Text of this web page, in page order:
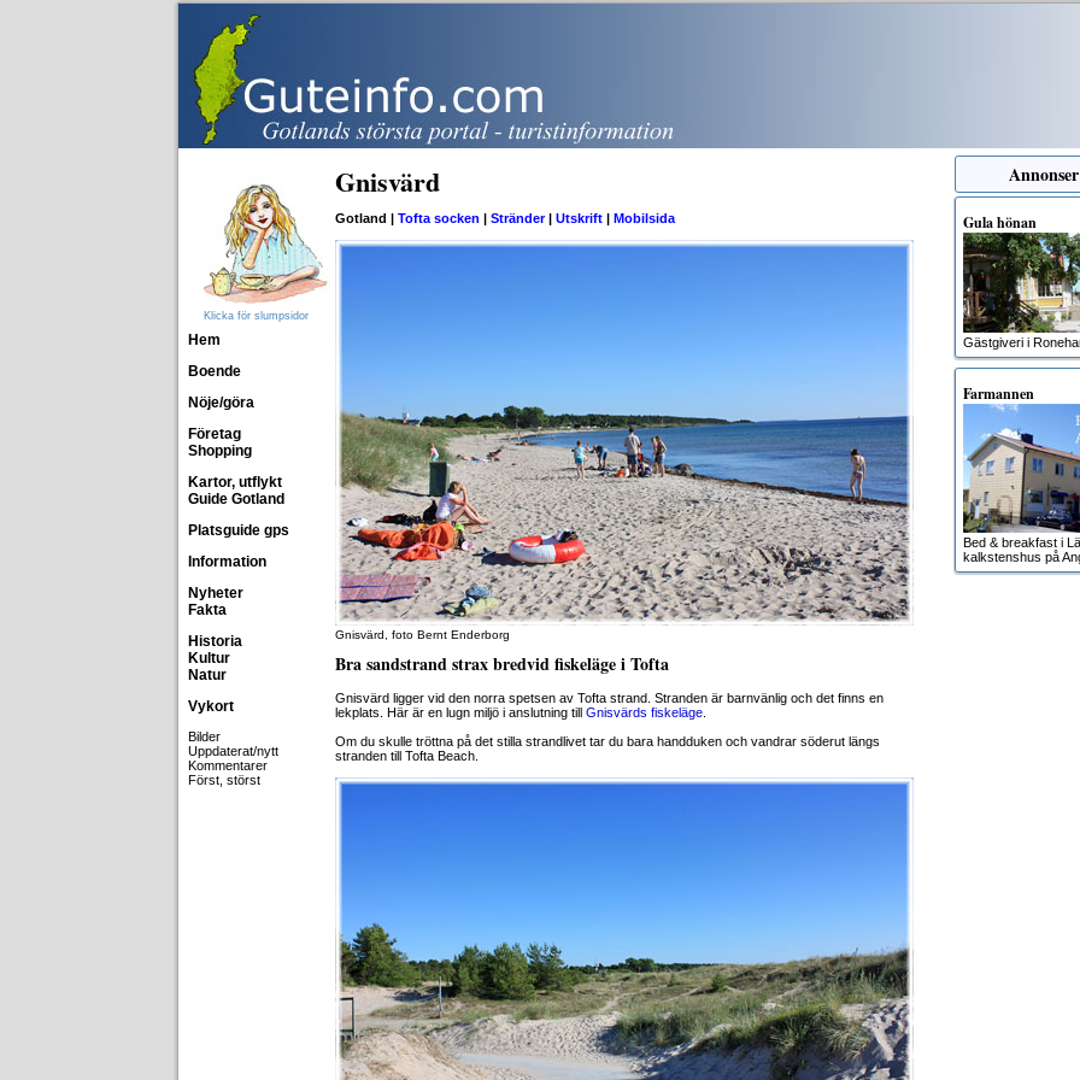
Klicka för slumpsidor
Hem
Boende
Nöje/göra
Företag
Shopping
Kartor, utflykt
Guide Gotland
Platsguide gps
Information
Nyheter
Fakta
Historia
Kultur
Natur
Vykort
Bilder
Uppdaterat/nytt
Kommentarer
Först, störst
Gnisvärd
Gotland | Tofta socken | Stränder| Utskrift | Mobilsida
Gnisvärd, foto Bernt Enderborg
Bra sandstrand strax bredvid fiskeläge i Tofta
Gnisvärd ligger vid den norra spetsen av Tofta strand. Stranden är barnvänlig och det finns en
lekplats. Här är en lugn miljö i anslutning till Gnisvärds fiskeläge
Om du skulle tröttna på det stilla strandlivet tar du bara handduken och vandrar söderut längs
stranden till Tofta Beach.
Gula hönan
Gästgiveri i
Farmannen
Bed & breakfast i
kalkstenshus på